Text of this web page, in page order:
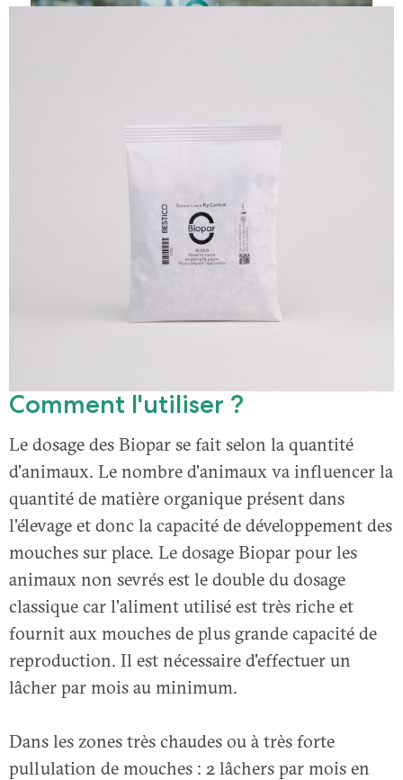
Comment l'utiliser ?
Le dosage des Biopar se fait selon la quantité
d'animaux. Le nombre d'animaux va influencer la
quantité de matière organique présent dans
l'élevage et donc la capacité de développement des
mouches sur place. Le dosage Biopar pour les
animaux non sevrés est le double du dosage
classique car l'aliment utilisé est très riche et
fournit aux mouches de plus grande capacité de
reproduction. Il est nécessaire d'effectuer un
lâcher par mois au minimum.
Dans les zones très chaudes ou à très forte
pullulation de mouches : 2 lâchers par mois en